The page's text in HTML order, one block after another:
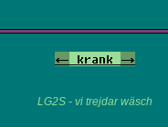
<- krank ->
LG2S - vi trejdar wäsch